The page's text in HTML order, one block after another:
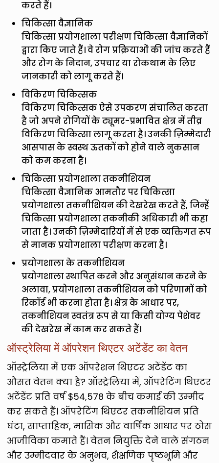
करते हैं।
चिकित्सा वैज्ञानिक
चिकित्सा प्रयोगशाला परीक्षण चिकित्सा वैज्ञानिकों
द्वारा किए जाते हैं। वे रोग प्रक्रियाओं की जांच करते हैं
और रोग के निदान, उपचार या रोकथाम के लिए
जानकारी को लागू करते हैं।
विकिरण चिकित्सक
विकिरण चिकित्सक ऐसे उपकरण संचालित करता
है जो अपने रोगियों के ट्यूमर-प्रभावित क्षेत्र में तीव्र
विकिरण चिकित्सा लागू करता है। उनकी ज़िम्मेदारी
आसपास के स्वस्थ ऊतकों को होने वाले नुकसान
को कम करना है।
चिकित्सा प्रयोगशाला तकनीशियन
चिकित्सा वैज्ञानिक आमतौर पर चिकित्सा
प्रयोगशाला तकनीशियन की देखरेख करते हैं, जिन्हें
चिकित्सा प्रयोगशाला तकनीकी अधिकारी भी कहा
जाता है। उनकी ज़िम्मेदारियों में से एक व्यक्तिगत रूप
से मानक प्रयोगशाला परीक्षण करना है।
प्रयोगशाला के तकनीशियन
प्रयोगशाला स्थापित करने और अनुसंधान करने के
अलावा, प्रयोगशाला तकनीशियन को परिणामों को
रिकॉर्ड भी करना होता है। क्षेत्र के आधार पर,
तकनीशियन स्वतंत्र रूप से या किसी योग्य पेशेवर
की देखरेख में काम कर सकते हैं।
ऑस्ट्रेलिया में ऑपरेशन थिएटर अटेंडेंट का वेतन
ऑस्ट्रेलिया में एक ऑपरेशन थिएटर अटेंडेंट का
औसत वेतन क्या है? ऑस्ट्रेलिया में, ऑपरेटिंग थिएटर
अटेंडेंट प्रति वर्ष $54,578 के बीच कमाई की उम्मीद
कर सकते हैं। ऑपरेटिंग थिएटर तकनीशियन प्रति
घंटा, साप्ताहिक, मासिक और वार्षिक आधार पर ठोस
आजीविका कमाते हैं। वेतन नियुक्ति देने वाले संगठन
और उम्मीदवार के अनुभव, शैक्षणिक पृष्ठभूमि और